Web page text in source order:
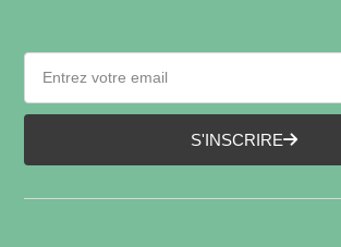
S'INSCRIRE